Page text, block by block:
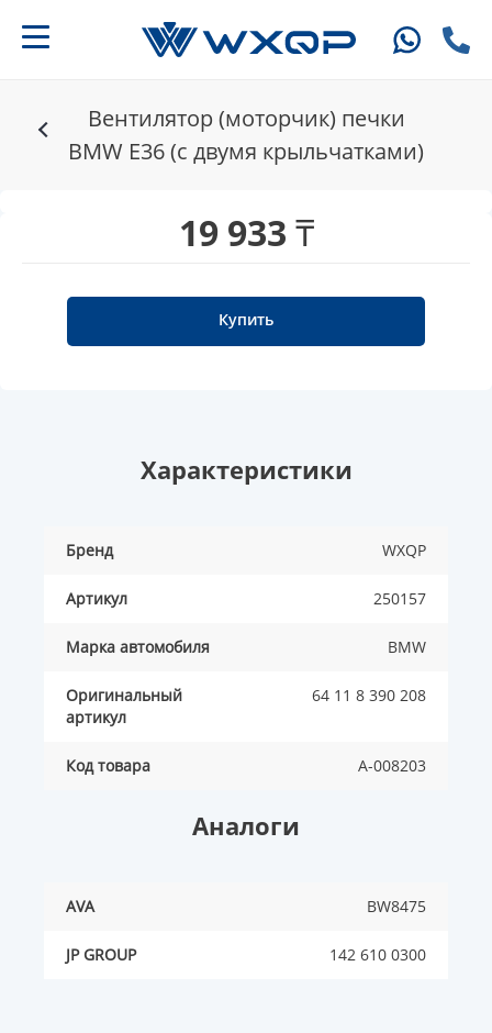
Вентилятор (моторчик) печки
BMW E36 (с двумя крыльчатками)
19 933 ₸
Купить
Характеристики
Бренд WXQP
Артикул 250157
Марка автомобиля BMW
Оригинальный
артикул
64 11 8 390 208
Код товара A-008203
Аналоги
AVA BW8475
JP GROUP 142 610 0300